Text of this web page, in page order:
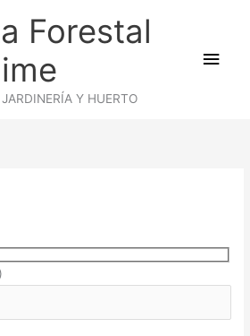
Forestal
Y HUERTO